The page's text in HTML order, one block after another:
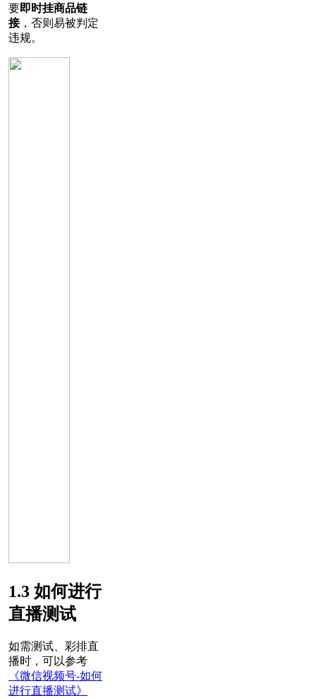
要即时挂商品链
接，否则易被判定
违规。
1.3 如何进行
直播测试
如需测试、彩排直
播时，可以参考
《微信视频号-如何
进行直播测试》